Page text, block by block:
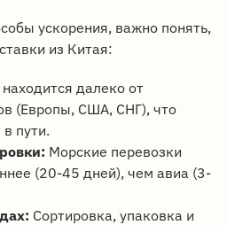
ускорения, важно понять,
из Китая:
далеко от
(Европы, США, СНГ), что
пути.
Морские перевозки
(20-45 дней), чем авиа (3-
Сортировка, упаковка и